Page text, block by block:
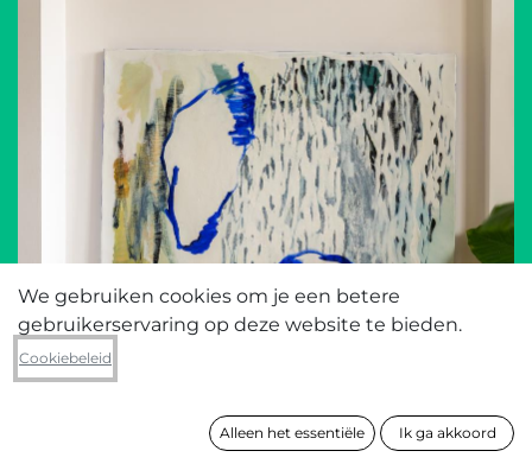
We gebruiken cookies om je een betere
gebruikerservaring op deze website te bieden.
Cookiebeleid
Alleen het essentiële Ik ga akkoord